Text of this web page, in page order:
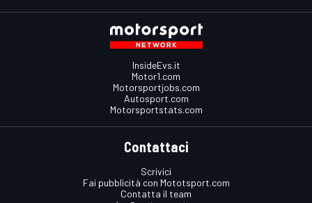
InsideEvs.it
Motor1.com
Motorsportjobs.com
Autosport.com
Motorsportstats.com
Contattaci
Scrivici
Fai pubblicità con Mototsport.com
Contatta il team